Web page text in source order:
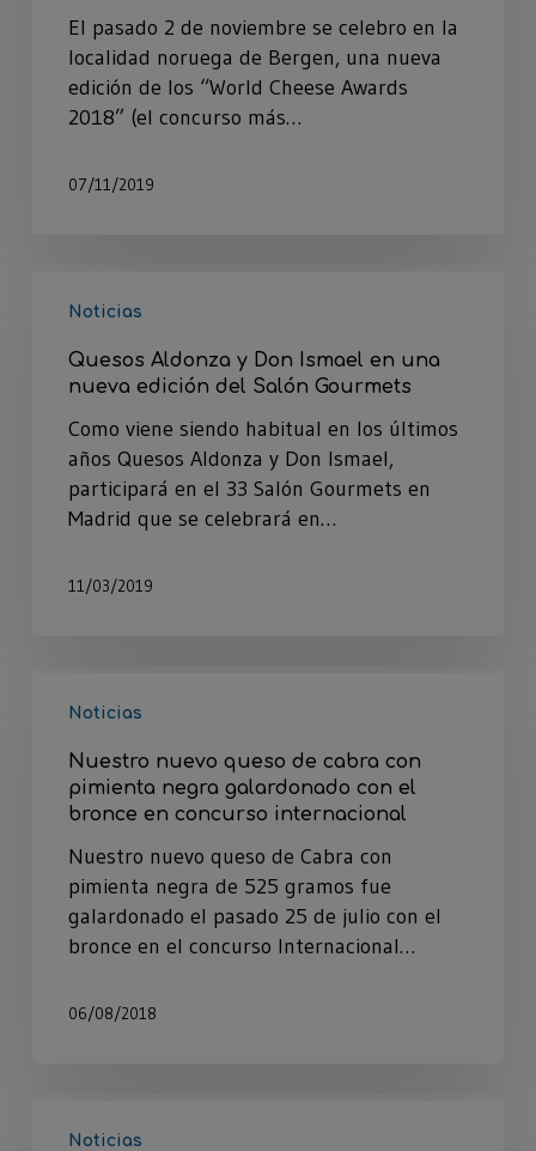
El pasado 2 de noviembre se celebro en la
localidad noruega de Bergen, una nueva
edición de los “World Cheese Awards
2018” (el concurso más…
07/11/2019
Noticias
Quesos Aldonza y Don Ismael en una
nueva edición del Salón Gourmets
Como viene siendo habitual en los últimos
años Quesos Aldonza y Don Ismael,
participará en el 33 Salón Gourmets en
Madrid que se celebrará en…
11/03/2019
Noticias
Nuestro nuevo queso de cabra con
pimienta negra galardonado con el
bronce en concurso internacional
Nuestro nuevo queso de Cabra con
pimienta negra de 525 gramos fue
galardonado el pasado 25 de julio con el
bronce en el concurso Internacional…
06/08/2018
Noticias